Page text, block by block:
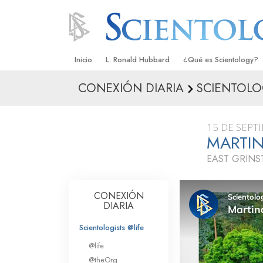
Inicio L. Ronald Hubbard ¿Qué es Scientology?
Creencias y Prácticas
Qué dicen los
Scientology
Dentro de una Iglesia
Los Principios
Una Introducción a
CONEXIÓN DIARIA
15 DE
EAST
CONEXIÓN
DIARIA
Scientologists @life
@life
@theOrg